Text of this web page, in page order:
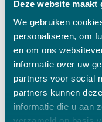
Deze website
We gebruiken
personaliseren, om
en om ons
informatie over uw
partners voor social
partners kunnen
informatie die u aan
binnen onze
Wij hechten veel
Vanuit onze
voor